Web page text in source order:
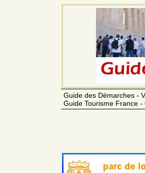
Guide des Démarches -
Guide Tourisme France